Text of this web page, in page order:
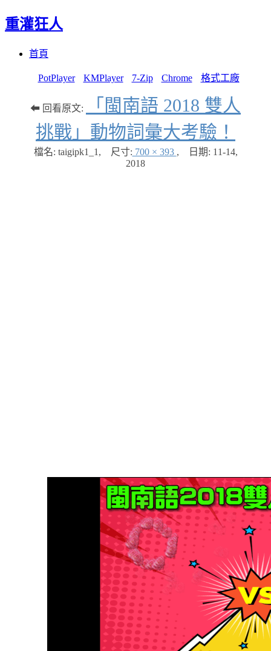
重灌狂人
首頁
PotPlayer KMPlayer 7-Zip Chrome 格式工廠
⬅ 回看原文:
「閩南語 2018 雙人
挑戰」動物詞彙大考驗！
檔名: taigipk1_1 , 尺寸: 700 × 393 , 日期: 11-14,
2018